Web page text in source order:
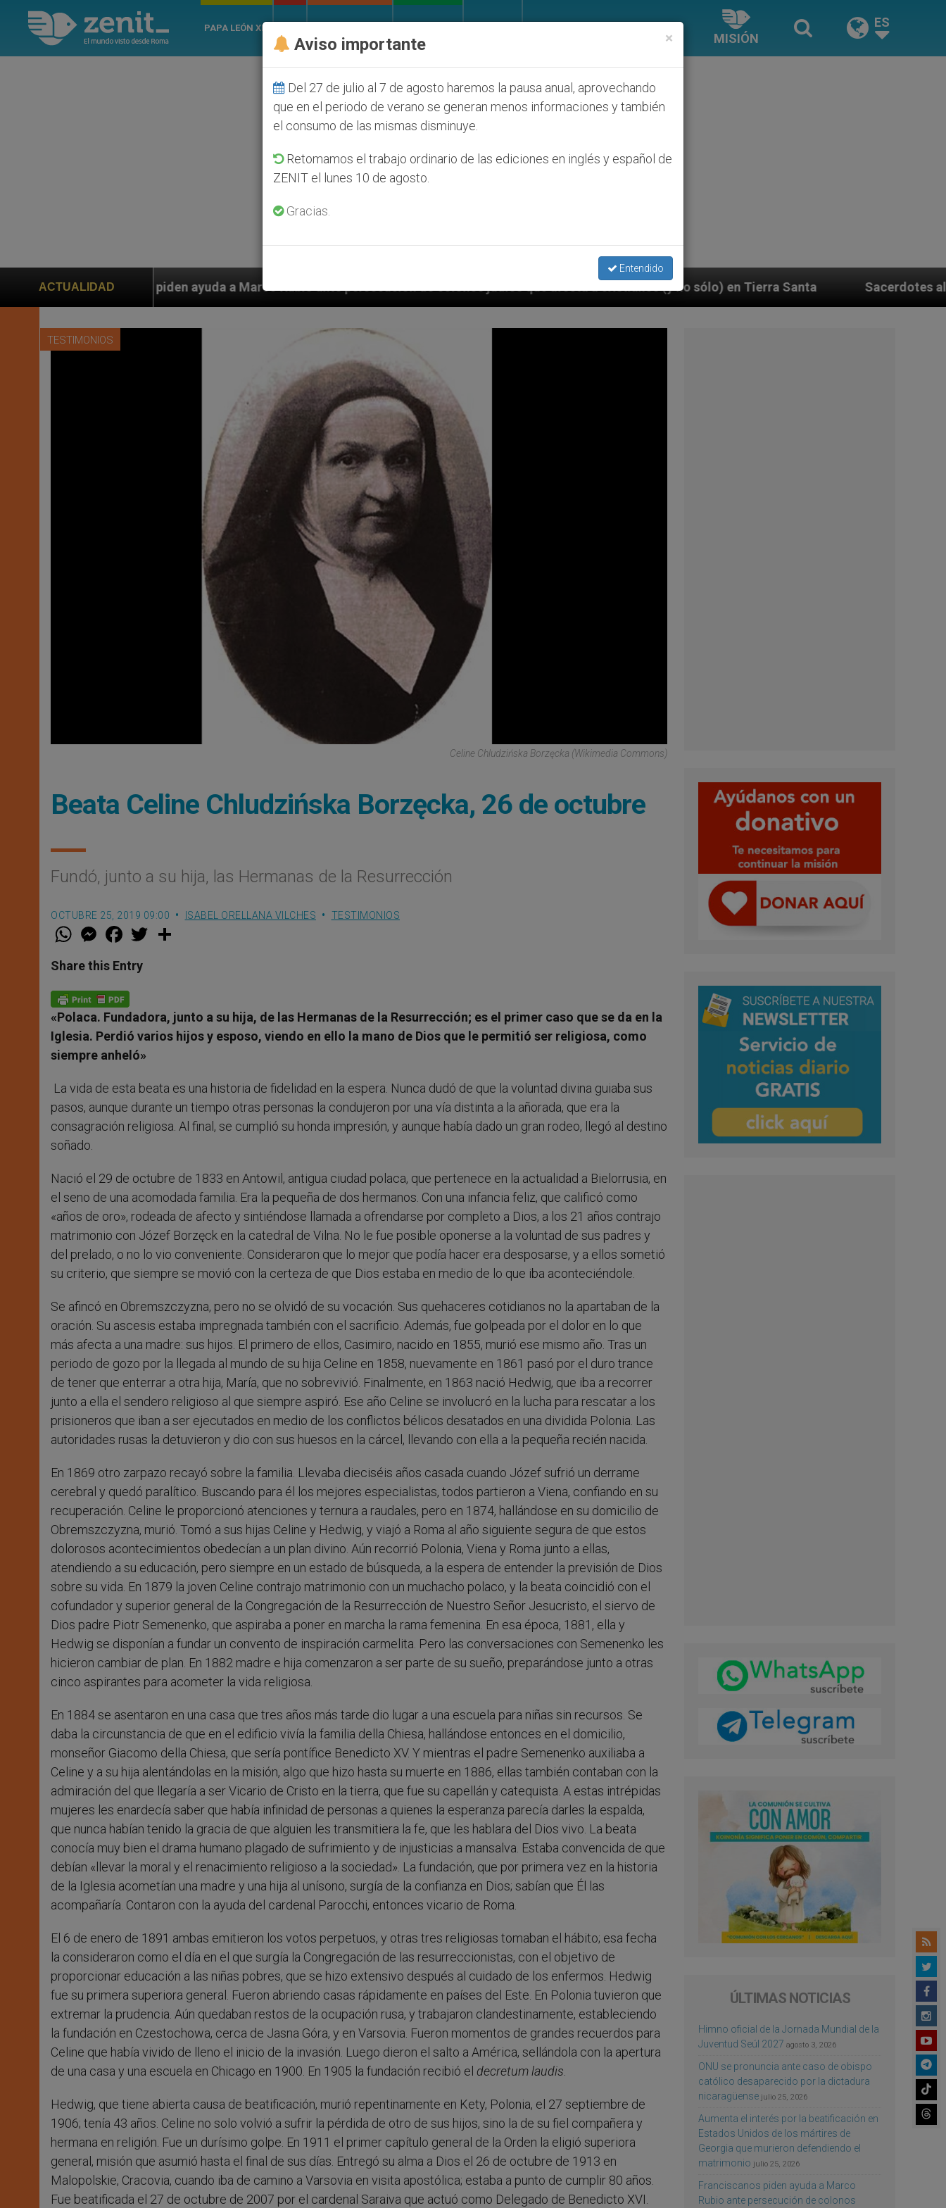
PAPA LEÓN XIV
MISIÓN
ES
ACTUALIDAD
ayuda a Marco Rubio ante persecución de colonos judíos que afecta a cristianos (y no sólo) en Tierra Santa Sacerdotes alemanes fieles al Papa
TESTIMONIOS
Celine Chludzińska Borzęcka (Wikimedia Commons)
Beata Celine Chludzińska Borzęcka, 26 de octubre
Fundó, junto a su hija, las Hermanas de la Resurrección
OCTUBRE 25, 2019 09:00 ISABEL ORELLANA VILCHES TESTIMONIOS
W
t
s
p
p
M
e
s
e
g
e
F
a
e
b
o
k
w
Share this Entry
«Polaca. Fundadora, junto a su hija, de las Hermanas de la Resurrección; es el primer caso que se da en la
Iglesia. Perdió varios hijos y esposo, viendo en ello la mano de Dios que le permitió ser religiosa, como
siempre anheló»
La vida de esta beata es una historia de fidelidad en la espera. Nunca dudó de que la voluntad divina guiaba sus
pasos, aunque durante un tiempo otras personas la condujeron por una vía distinta a la añorada, que era la
consagración religiosa. Al final, se cumplió su honda impresión, y aunque había dado un gran rodeo, llegó al destino
soñado.
Nació el 29 de octubre de 1833 en Antowil, antigua ciudad polaca, que pertenece en la actualidad a Bielorrusia, en
el seno de una acomodada familia. Era la pequeña de dos hermanos. Con una infancia feliz, que calificó como
«años de oro», rodeada de afecto y sintiéndose llamada a ofrendarse por completo a Dios, a los 21 años contrajo
matrimonio con Józef Borzęck en la catedral de Vilna. No le fue posible oponerse a la voluntad de sus padres y
del prelado, o no lo vio conveniente. Consideraron que lo mejor que podía hacer era desposarse, y a ellos sometió
su criterio, que siempre se movió con la certeza de que Dios estaba en medio de lo que iba aconteciéndole.
Se afincó en Obremszczyzna, pero no se olvidó de su vocación. Sus quehaceres cotidianos no la apartaban de la
oración. Su ascesis estaba impregnada también con el sacrificio. Además, fue golpeada por el dolor en lo que
más afecta a una madre: sus hijos. El primero de ellos, Casimiro, nacido en 1855, murió ese mismo año. Tras un
periodo de gozo por la llegada al mundo de su hija Celine en 1858, nuevamente en 1861 pasó por el duro trance
de tener que enterrar a otra hija, María, que no sobrevivió. Finalmente, en 1863 nació Hedwig, que iba a recorrer
junto a ella el sendero religioso al que siempre aspiró. Ese año Celine se involucró en la lucha para rescatar a los
prisioneros que iban a ser ejecutados en medio de los conflictos bélicos desatados en una dividida Polonia. Las
autoridades rusas la detuvieron y dio con sus huesos en la cárcel, llevando con ella a la pequeña recién nacida.
En 1869 otro zarpazo recayó sobre la familia. Llevaba dieciséis años casada cuando Józef sufrió un derrame
cerebral y quedó paralítico. Buscando para él los mejores especialistas, todos partieron a Viena, confiando en su
recuperación. Celine le proporcionó atenciones y ternura a raudales, pero en 1874, hallándose en su domicilio de
Obremszczyzna, murió. Tomó a sus hijas Celine y Hedwig, y viajó a Roma al año siguiente segura de que estos
dolorosos acontecimientos obedecían a un plan divino. Aún recorrió Polonia, Viena y Roma junto a ellas,
atendiendo a su educación, pero siempre en un estado de búsqueda, a la espera de entender la previsión de Dios
sobre su vida. En 1879 la joven Celine contrajo matrimonio con un muchacho polaco, y la beata coincidió con el
cofundador y superior general de la Congregación de la Resurrección de Nuestro Señor Jesucristo, el siervo de
Dios padre Piotr Semenenko, que aspiraba a poner en marcha la rama femenina. En esa época, 1881, ella y
Hedwig se disponían a fundar un convento de inspiración carmelita. Pero las conversaciones con Semenenko les
hicieron cambiar de plan. En 1882 madre e hija comenzaron a ser parte de su sueño, preparándose junto a otras
cinco aspirantes para acometer la vida religiosa.
En 1884 se asentaron en una casa que tres años más tarde dio lugar a una escuela para niñas sin recursos. Se
daba la circunstancia de que en el edificio vivía la familia della Chiesa, hallándose entonces en el domicilio,
monseñor Giacomo della Chiesa, que sería pontífice Benedicto XV. Y mientras el padre Semenenko auxiliaba a
Celine y a su hija alentándolas en la misión, algo que hizo hasta su muerte en 1886, ellas también contaban con la
admiración del que llegaría a ser Vicario de Cristo en la tierra, que fue su capellán y catequista. A estas intrépidas
mujeres les enardecía saber que había infinidad de personas a quienes la esperanza parecía darles la espalda,
que nunca habían tenido la gracia de que alguien les transmitiera la fe, que les hablara del Dios vivo. La beata
conocía muy bien el drama humano plagado de sufrimiento y de injusticias a mansalva. Estaba convencida de que
debían «llevar la moral y el renacimiento religioso a la sociedad». La fundación, que por primera vez en la historia
de la Iglesia acometían una madre y una hija al unísono, surgía de la confianza en Dios; sabían que Él las
acompañaría. Contaron con la ayuda del cardenal Parocchi, entonces vicario de Roma.
El 6 de enero de 1891 ambas emitieron los votos perpetuos, y otras tres religiosas tomaban el hábito; esa fecha
la consideraron como el día en el que surgía la Congregación de las resurreccionistas, con el objetivo de
proporcionar educación a las niñas pobres, que se hizo extensivo después al cuidado de los enfermos. Hedwig
fue su primera superiora general. Fueron abriendo casas rápidamente en países del Este. En Polonia tuvieron que
extremar la prudencia. Aún quedaban restos de la ocupación rusa, y trabajaron clandestinamente, estableciendo
la fundación en Czestochowa, cerca de Jasna Góra, y en Varsovia. Fueron momentos de grandes recuerdos para
Celine que había vivido de lleno el inicio de la invasión. Luego dieron el salto a América, sellándola con la apertura
de una casa y una escuela en Chicago en 1900. En 1905 la fundación recibió el decretum laudis.
Hedwig, que tiene abierta causa de beatificación, murió repentinamente en Kety, Polonia, el 27 septiembre de
1906; tenía 43 años. Celine no solo volvió a sufrir la pérdida de otro de sus hijos, sino la de su fiel compañera y
hermana en religión. Fue un durísimo golpe. En 1911 el primer capítulo general de la Orden la eligió superiora
general, misión que asumió hasta el final de sus días. Entregó su alma a Dios el 26 de octubre de 1913 en
Malopolskie, Cracovia, cuando iba de camino a Varsovia en visita apostólica; estaba a punto de cumplir 80 años.
Fue beatificada el 27 de octubre de 2007 por el cardenal Saraiva que actuó como Delegado de Benedicto XVI.
ÚLTIMAS NOTICIAS
Himno oficial de la Jornada Mundial de la
Juventud Seúl 2027 agosto 3, 2026
ONU se pronuncia ante caso de obispo
católico desaparecido por la dictadura
nicaragüense julio 25, 2026
Aumenta el interés por la beatificación en
Estados Unidos de los mártires de
Georgia que murieron defendiendo el
matrimonio julio 25, 2026
Franciscanos piden ayuda a Marco
Rubio ante persecución de colonos
×
Aviso importante
Del 27 de julio al 7 de agosto haremos la pausa anual, aprovechando
que en el periodo de verano se generan menos informaciones y también
el consumo de las mismas disminuye.
Retomamos el trabajo ordinario de las ediciones en inglés y español de
ZENIT el lunes 10 de agosto.
Gracias.
Entendido